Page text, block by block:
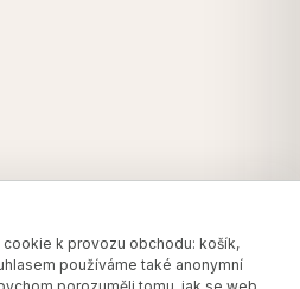
k provozu obchodu: košík,
používáme také anonymní